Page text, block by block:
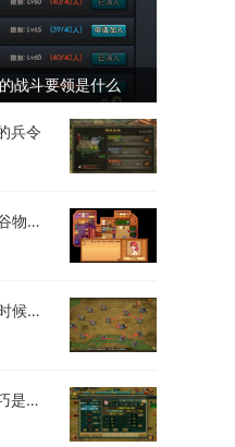
战斗要领是什么
兵令
有哪些角色可以在星露谷物语中结婚
攻城掠地第五副将什么时候开启
帝王三国骑弓的战斗技巧是什么